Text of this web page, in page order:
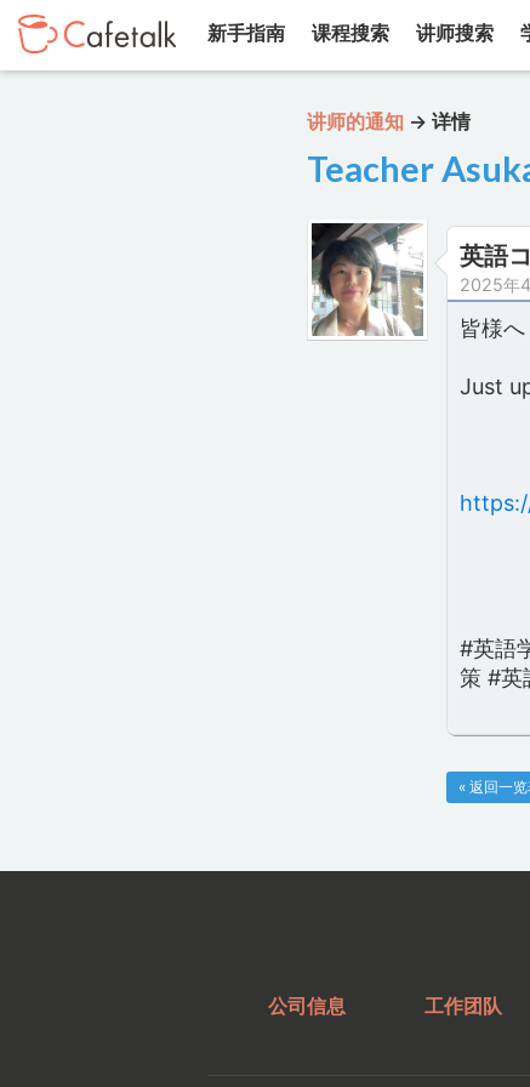
新手指南 课程搜索 讲师搜索
讲师的通知 → 详情
Teacher
英語
2025年
皆様
Just
#英語
策 #英
« 返回一
公司信息 工作团队